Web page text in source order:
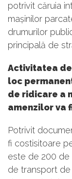
potrivit căruia
mașinilor
drumurilor
principală de
Activitatea
loc
de ridicare a
amenzilor va
Potrivit
fi costisitoare
este de 200 de
de transport